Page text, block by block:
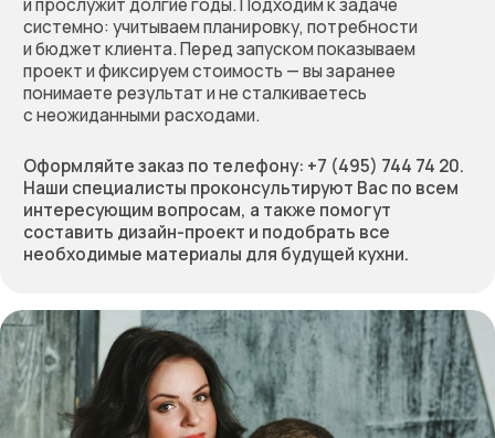
Оставьте заявку
на бесплатный расчёт
стоимости вашей мебели.
Мы перезвоним, обсудим
проект, предложим
решение и зафиксируем
предварительную
стоимость работы
+7 (495) 744 74 20
Позвоните нам по телефону:
Или заполните форму